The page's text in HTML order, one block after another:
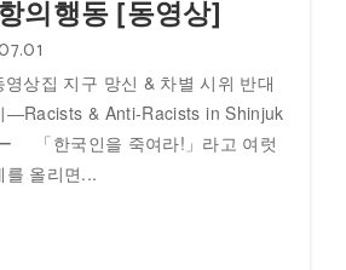
의행동 [동영상]
상집 지구 망신 & 차별 시위 반대
―Racists & Anti-Racists in Shinjuk
「한국인을 죽여라!」라고 여럿
를 올리면...